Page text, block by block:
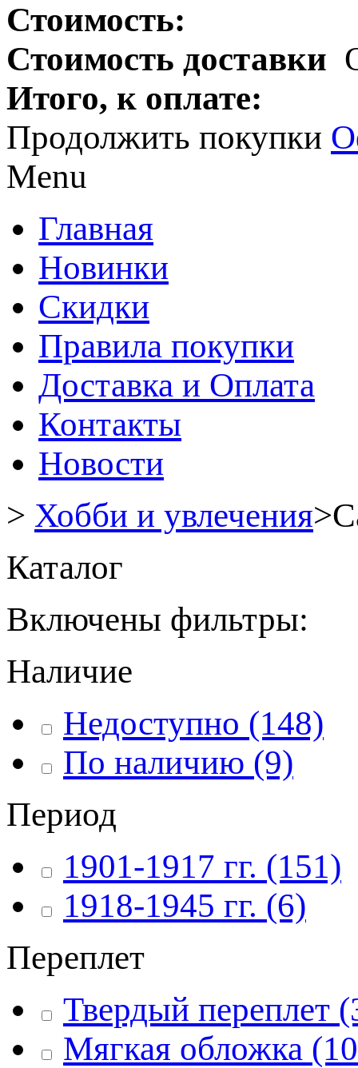
Стоимость:
Стоимость доставки
Итого, к оплате:
Продолжить покупки
Menu
Главная
Новинки
Скидки
Правила покупки
Доставка и Оплата
Контакты
Новости
> Хобби и увлечения>
Каталог
Включены фильтры:
Наличие
Недоступно (148)
По наличию (9)
Период
1901-1917 гг. (151)
1918-1945 гг. (6)
Переплет
Твердый переплет
Мягкая обложка